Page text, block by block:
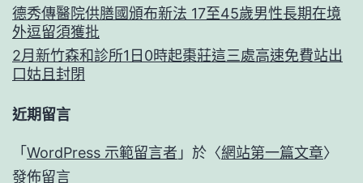
德秀傳醫院供膳國頒布新法 17至45歲男性長期在境
外逗留須獲批
2月新竹森和診所1日0時起棗莊這三處高速免費站出
口姑且封閉
近期留言
「 WordPress 示範留言者 」於〈網站第一篇文章〉
發佈留言